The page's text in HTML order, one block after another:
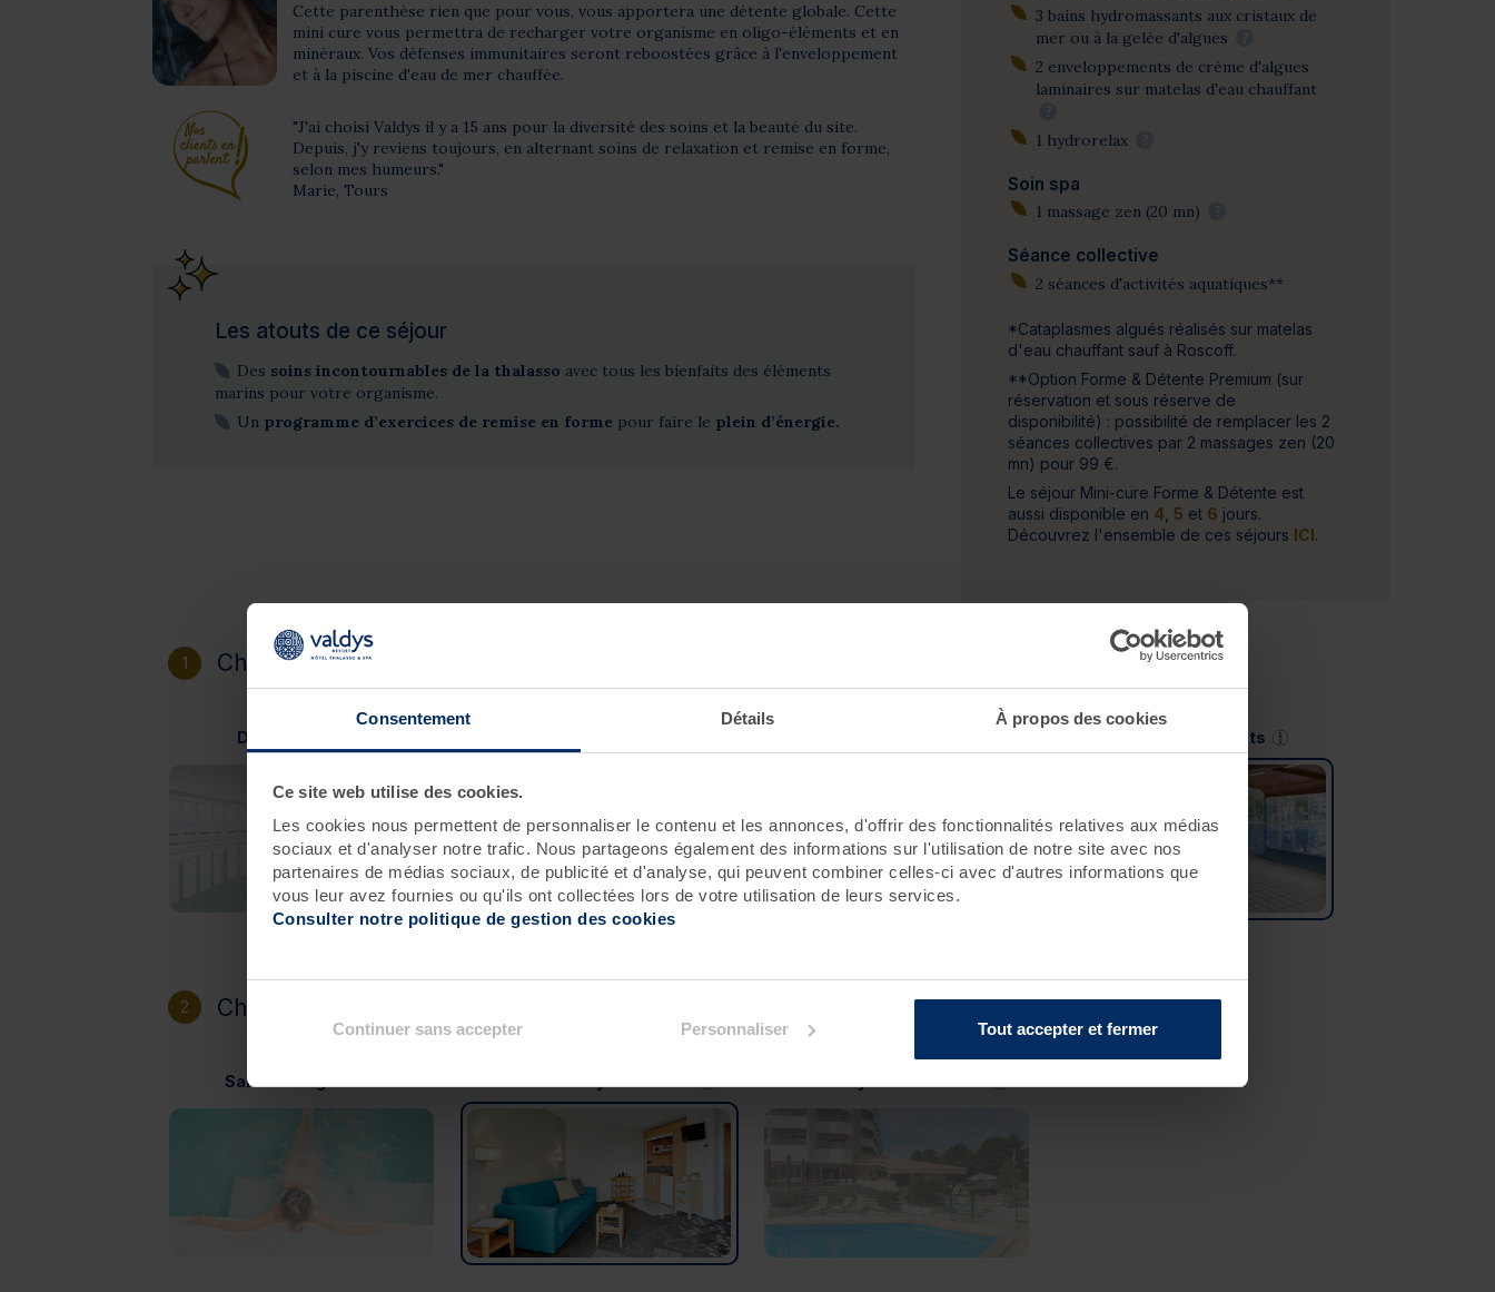
Consentement Détails À propos des cookies
Ce site web utilise des cookies.
Les cookies nous permettent de personnaliser le contenu et les annonces, d'offrir des fonctionnalités relatives aux médias
sociaux et d'analyser notre trafic. Nous partageons également des informations sur l'utilisation de notre site avec nos
partenaires de médias sociaux, de publicité et d'analyse, qui peuvent combiner celles-ci avec d'autres informations que
vous leur avez fournies ou qu'ils ont collectées lors de votre utilisation de leurs services.
Consulter notre politique de gestion des cookies
Continuer sans accepter Personnaliser Tout accepter et fermer
Cette parenthèse rien que pour vous, vous apportera une détente globale. Cette
mini cure vous permettra de recharger votre organisme en oligo-éléments et en
minéraux. Vos défenses immunitaires seront reboostées grâce à l'enveloppement
et à la piscine d'eau de mer chauffée.
"J'ai choisi Valdys il y a 15 ans pour la diversité des soins et la beauté du site.
Depuis, j'y reviens toujours, en alternant soins de relaxation et remise en forme,
selon mes humeurs."
Marie, Tours
Les atouts de ce séjour
Des soins incontournables de la thalasso avec tous les bienfaits des éléments
marins pour votre organisme.
Un programme d’exercices de remise en forme pour faire le plein d’énergie.
3 bains hydromassants aux cristaux de
mer ou à la gelée d'algues
2 enveloppements de crème d'algues
laminaires sur matelas d'eau chauffant
1 hydrorelax
Soin spa
1 massage zen (20 mn)
Séance collective
2 séances d'activités aquatiques**
*Cataplasmes algués réalisés sur matelas
d'eau chauffant sauf à Roscoff.
**Option Forme & Détente Premium (sur
réservation et sous réserve de
disponibilité) : possibilité de remplacer les 2
séances collectives par 2 massages zen (20
mn) pour 99 €.
Le séjour Mini-cure Forme & Détente est
aussi disponible en 4 5 et 6 jours.
Découvrez l'ensemble de ces séjours ICI.
1 Choisissez votre destination :
Douarnenez Saint-Jean-de-Monts
2 Choisissez votre hébergement :
Sans hébergement